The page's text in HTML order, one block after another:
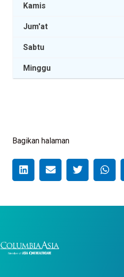
Kamis
Jum'at
Sabtu
Minggu
Bagikan halaman